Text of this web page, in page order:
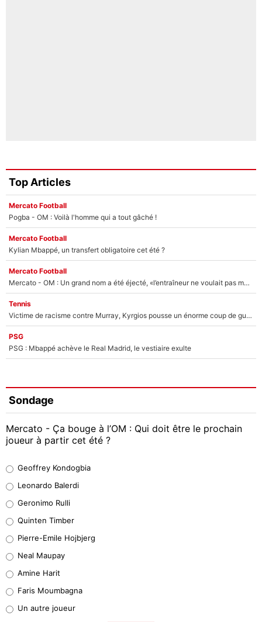
Top Articles
Mercato Football
Pogba - OM : Voilà l'homme qui a tout gâché !
Mercato Football
Kylian Mbappé, un transfert obligatoire cet été ?
Mercato Football
Mercato - OM : Un grand nom a été éjecté, «l’entraîneur ne voulait pas me conserver»
Tennis
Victime de racisme contre Murray, Kyrgios pousse un énorme coup de gueule !
PSG
PSG : Mbappé achève le Real Madrid, le vestiaire exulte
Sondage
Mercato - Ça bouge à l’OM : Qui doit être le prochain
joueur à partir cet été ?
38%
32%
4%
1%
9%
Geoffrey Kondogbia
Leonardo Balerdi
Geronimo Rulli
Quinten Timber
Pierre-Emile Hojbjerg
Neal Maupay
Amine Harit
Faris Moumbagna
Un autre joueur